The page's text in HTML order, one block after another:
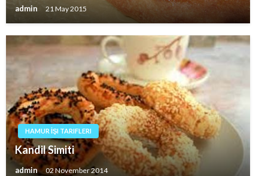
admin 21 May 2015
HAMUR İŞI TARIFLERI
Kandil Simiti
admin 02 November 2014